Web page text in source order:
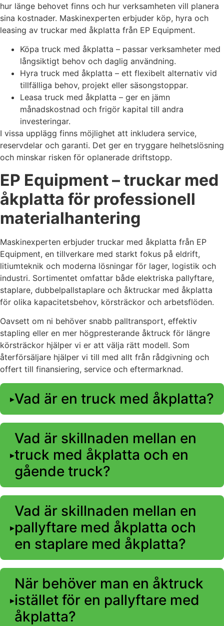
hur länge behovet finns och hur verksamheten vill planera
sina kostnader. Maskinexperten erbjuder köp, hyra och
leasing av truckar med åkplatta från EP Equipment.
Köpa truck med åkplatta – passar verksamheter med
långsiktigt behov och daglig användning.
Hyra truck med åkplatta – ett flexibelt alternativ vid
tillfälliga behov, projekt eller säsongstoppar.
Leasa truck med åkplatta – ger en jämn
månadskostnad och frigör kapital till andra
investeringar.
I vissa upplägg finns möjlighet att inkludera service,
reservdelar och garanti. Det ger en tryggare helhetslösning
och minskar risken för oplanerade driftstopp.
EP Equipment – truckar med
åkplatta för professionell
materialhantering
Maskinexperten erbjuder truckar med åkplatta från EP
Equipment, en tillverkare med starkt fokus på eldrift,
litiumteknik och moderna lösningar för lager, logistik och
industri. Sortimentet omfattar både elektriska pallyftare,
staplare, dubbelpallstaplare och åktruckar med åkplatta
för olika kapacitetsbehov, körsträckor och arbetsflöden.
Oavsett om ni behöver snabb palltransport, effektiv
stapling eller en mer högpresterande åktruck för längre
körsträckor hjälper vi er att välja rätt modell. Som
återförsäljare hjälper vi till med allt från rådgivning och
offert till finansiering, service och eftermarknad.
Vad är en truck med åkplatta?
Vad är skillnaden mellan en
truck med åkplatta och en
gående truck?
Vad är skillnaden mellan en
pallyftare med åkplatta och
en staplare med åkplatta?
När behöver man en åktruck
istället för en pallyftare med
åkplatta?